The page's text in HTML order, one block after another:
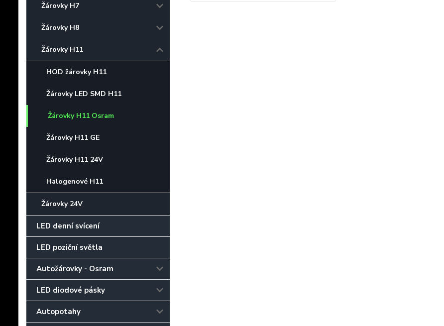
Žárovky H7
Žárovky H8
Žárovky H11
HOD žárovky H11
Žárovky LED SMD H11
Žárovky H11 Osram
Žárovky H11 GE
Žárovky H11 24V
Halogenové H11
Žárovky 24V
LED denní svícení
LED poziční světla
Autožárovky - Osram
LED diodové pásky
Autopotahy